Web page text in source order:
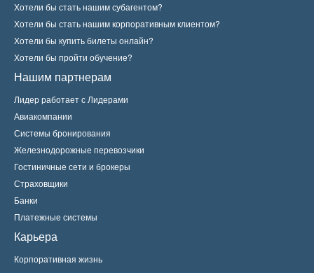
Хотели бы стать нашим субагентом?
Хотели бы стать нашим корпоративным клиентом?
Хотели бы купить билеты онлайн?
Хотели бы пройти обучение?
Нашим партнерам
Лидер работает с Лидерами
Авиакомпании
Системы бронирования
Железнодорожные перевозчики
Гостиничные сети и брокеры
Страховщики
Банки
Платежные системы
Карьера
Корпоративная жизнь